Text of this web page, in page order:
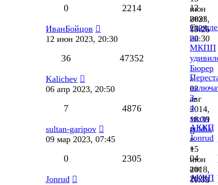
июн
2023,
15:25
12
июн
2023,
20:30
0 2214
ИванБойцов
12 июн 2023, 20:30
на
МКПП
Бюрер
»
02
авг
2014,
18:39
36 47352
Kalichev
06 апр 2023, 20:50
3-
4
мкпп
wildik
»
15
июн
2018,
11:33
7 4876
sultan-garipov
09 мар 2023, 07:45
АККП
Jonrud
»
04
авг
2022,
0 2305
Jonrud
АККП